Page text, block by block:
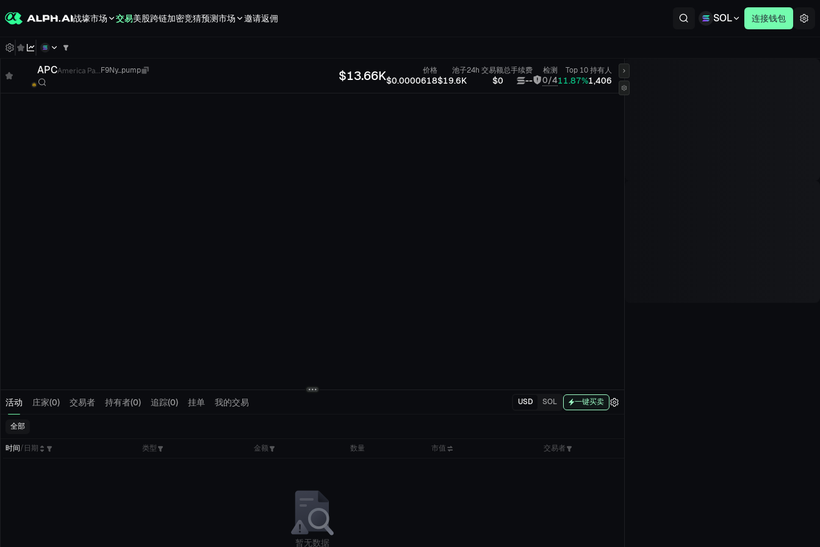
战壕市场 交易美股跨链加密竞猜预测市场 邀请返佣 SOL 连接钱包
APCAmerica Pa... F9Ny...pump $13.66K 价格
$0.0000618
池子
$19.6K
24h 交易额
$0
总手续费
--
检测
0/4
Top 10
11.87%
持有人
1,406
活动 庄家(0) 交易者 持有者(0) 追踪(0) 挂单 我的交易 USD SOL 一键买卖
全部
时间/日期 类型 金额 数量 市值 交易者
暂无数据